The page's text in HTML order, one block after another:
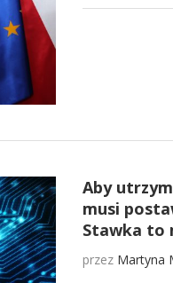
Aby
musi
Stawka to
przez Martyna